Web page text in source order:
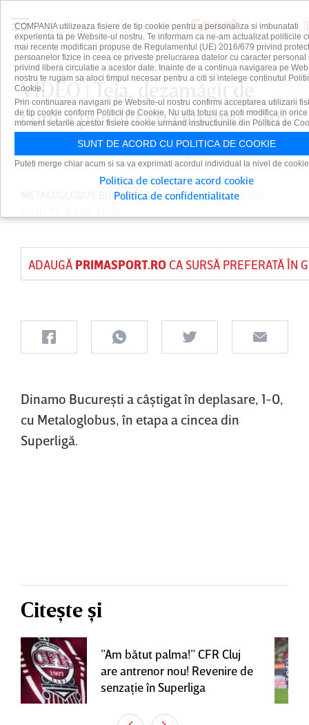
VIDEO | Teja, dezamăgit de
cum a pierdut cu Dinamo. ”Am
dominat la toate capitolele”
METALOGLOBUS BUCUREȘTI PUBLICAT DEDAIAN
ADAUGĂ PRIMASPORT.ROCA SURSĂ PREFERATĂ ÎN
Dinamo Bucureşti a câştigat în deplasare, 1-0,
cu Metaloglobus, în etapa a cincea din
Superligă.
Citește și
”Am bătut palma!” CFR Cluj
are antrenor nou! Revenire de
senzaţie în Superliga
COMPANIA utilizeaza fisiere de tip cookie pentru a personaliza si imbunatati
experienta ta pe Website-ul nostru. Te informam ca ne-am actualizat politicile
mai recente modificari propuse de Regulamentul (UE) 2016/679 privind
persoanelor fizice in ceea ce priveste prelucrarea datelor cu caracter personal
privind libera circulatie a acestor date. Inainte de a continua navigarea pe
nostru te rugam sa aloci timpul necesar pentru a citi si intelege continutul
Cookie.
Prin continuarea navigarii pe Website-ul nostru confirmi acceptarea utilizarii
de tip cookie conform Politicii de Cookie. Nu uita totusi ca poti modifica in orice
moment setarile acestor fisiere cookie urmand instructiunile din Politica de
SUNT DE ACORD CU POLITICA DE COOKIE
Puteti merge chiar acum si sa va exprimati acordul individual la nivel de
Politica de colectare acord cookie
Politica de confidentialitate